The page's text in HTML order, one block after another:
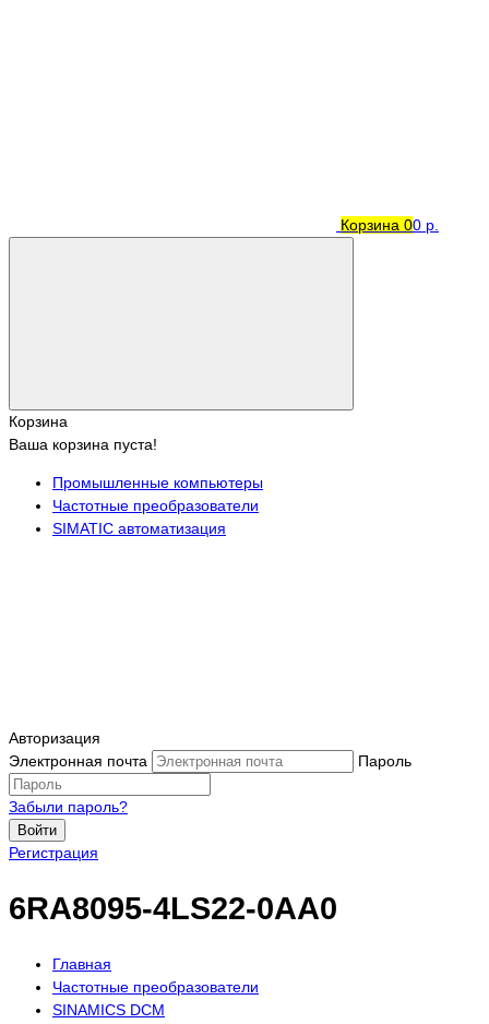
Корзина 00 р.
Корзина
Ваша корзина пуста!
Промышленные компьютеры
Частотные преобразователи
SIMATIC автоматизация
Авторизация
Электронная почта
Пароль
Забыли пароль?
Войти
Регистрация
6RA8095-4LS22-0AA0
Главная
Частотные преобразователи
SINAMICS DCM